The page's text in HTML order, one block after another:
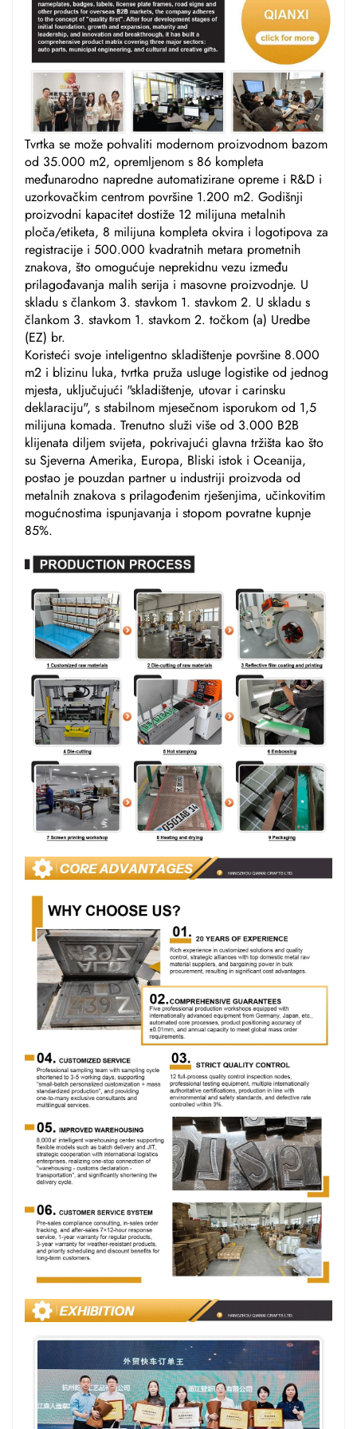
Tvrtka se može pohvaliti modernom proizvodnom bazom
od 35.000 m2, opremljenom s 86 kompleta
međunarodno napredne automatizirane opreme i R&D i
uzorkovačkim centrom površine 1.200 m2. Godišnji
proizvodni kapacitet dostiže 12 milijuna metalnih
ploča/etiketa, 8 milijuna kompleta okvira i logotipova za
registracije i 500.000 kvadratnih metara prometnih
znakova, što omogućuje neprekidnu vezu između
prilagođavanja malih serija i masovne proizvodnje. U
skladu s člankom 3. stavkom 1. stavkom 2. U skladu s
člankom 3. stavkom 1. stavkom 2. točkom (a) Uredbe
(EZ) br.
Koristeći svoje inteligentno skladištenje površine 8.000
m2 i blizinu luka, tvrtka pruža usluge logistike od jednog
mjesta, uključujući "skladištenje, utovar i carinsku
deklaraciju", s stabilnom mjesečnom isporukom od 1,5
milijuna komada. Trenutno služi više od 3.000 B2B
klijenata diljem svijeta, pokrivajući glavna tržišta kao što
su Sjeverna Amerika, Europa, Bliski istok i Oceanija,
postao je pouzdan partner u industriji proizvoda od
metalnih znakova s prilagođenim rješenjima, učinkovitim
mogućnostima ispunjavanja i stopom povratne kupnje
85%.